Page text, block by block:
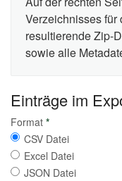
Verzeichnisses für
resultierende Zip-
sowie alle
Einträge im
Format *
CSV Datei
Excel Datei
JSON Datei